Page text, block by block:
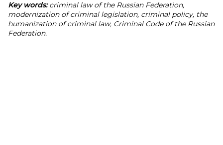
Key words:criminal law of the Russian Federation,
modernization of criminal legislation, criminal policy, the
humanization of criminal law, Criminal Code of the Russian
Federation.